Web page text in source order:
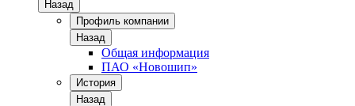
Назад
Профиль компании
Назад
Общая информация
ПАО «Новошип»
История
Назад